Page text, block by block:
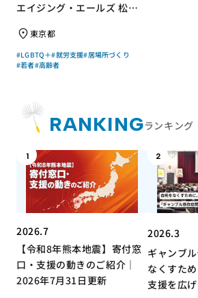
エイジング・エールズ 松中
慶子さん【聞き手】
東京都
#LGBTQ＋#就労支援#居場所づくり
#若者#高齢者
RANKINGランキング
1
2026.7
【令和8年熊本地震】寄付窓
口・支援の動きのご紹介｜
2026年7月31日更新
2
2026.3
ギャンブ
なくすた
支援を広